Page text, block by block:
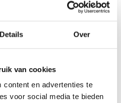
Details Over
van cookies
content en advertenties te
voor social media te bieden
Incl. btw